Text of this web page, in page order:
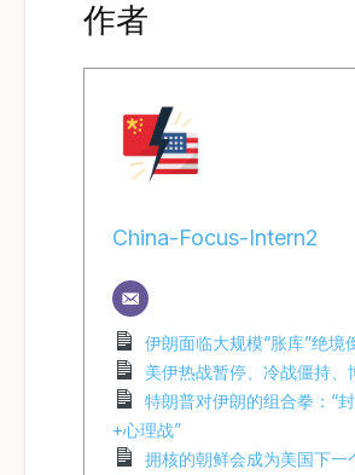
作者
China-Focus-Intern2
伊朗面临大规模“胀库”绝境
美伊热战暂停、冷战僵持、
特朗普对伊朗的组合拳：“
+心理战”
拥核的朝鲜会成为美国下一